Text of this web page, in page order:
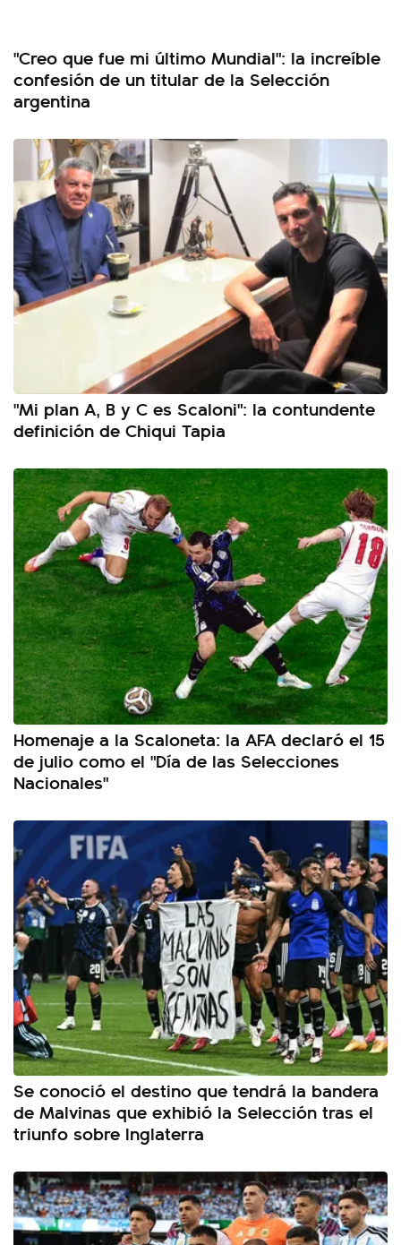
"Creo que fue mi último Mundial": la increíble
confesión de un titular de la Selección
argentina
"Mi plan A, B y C es Scaloni": la contundente
definición de Chiqui Tapia
Homenaje a la Scaloneta: la AFA declaró el 15
de julio como el "Día de las Selecciones
Nacionales"
Se conoció el destino que tendrá la bandera
de Malvinas que exhibió la Selección tras el
triunfo sobre Inglaterra